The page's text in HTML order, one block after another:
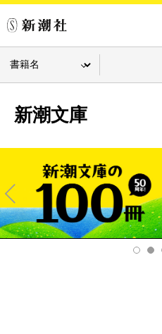
新潮文庫
Pre
v